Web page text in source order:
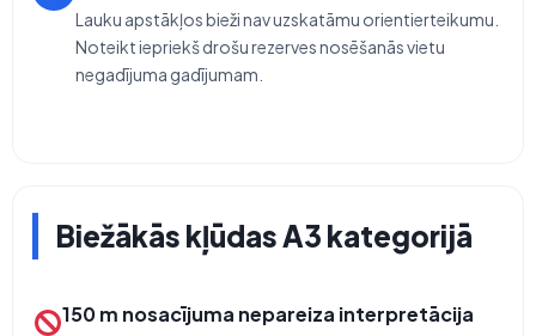
Lauku apstākļos bieži nav uzskatāmu orientierteikumu.
Noteikt iepriekš drošu rezerves nosēšanās vietu
negadījuma gadījumam.
Biežākās kļūdas A3 kategorijā
150 m nosacījuma nepareiza interpretācija